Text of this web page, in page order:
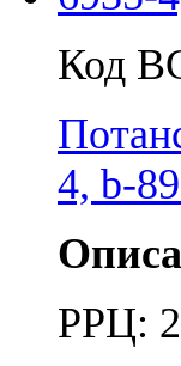
Код
4, b-
РРЦ: